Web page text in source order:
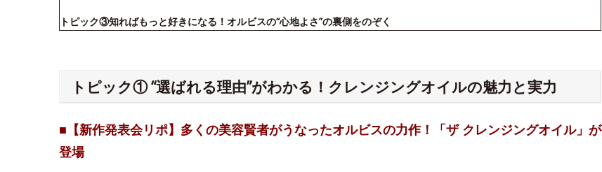
トピック③知ればもっと好きになる！オルビスの“心地よさ”の裏側をのぞく
トピック① “選ばれる理由”がわかる！クレンジングオイルの魅力と実力
■【新作発表会リポ】多くの美容賢者がうなったオルビスの力作！「ザ クレンジングオイル」が
登場